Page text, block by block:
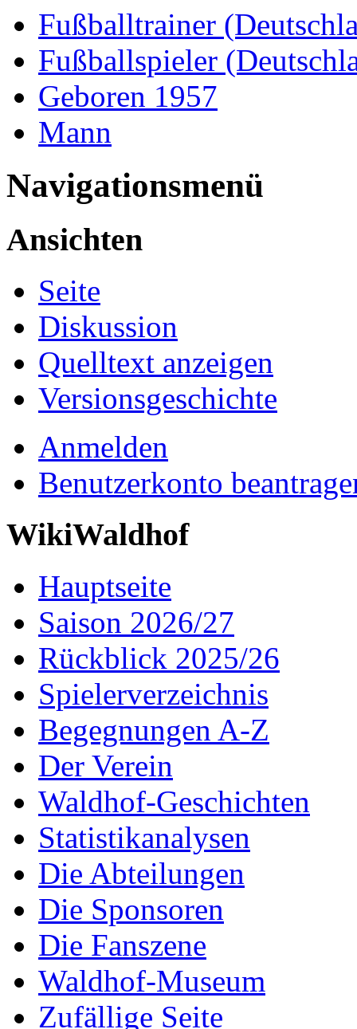
Fußballtrainer
Fußballspieler
Geboren 1957
Mann
Navigationsmenü
Ansichten
Seite
Diskussion
Quelltext anzeigen
Versionsgeschichte
Anmelden
Benutzerkonto
WikiWaldhof
Hauptseite
Saison 2026/27
Rückblick 2025/26
Spielerverzeichnis
Begegnungen A-Z
Der Verein
Waldhof-Geschichten
Statistikanalysen
Die Abteilungen
Die Sponsoren
Die Fanszene
Waldhof-Museum
Zufällige Seite